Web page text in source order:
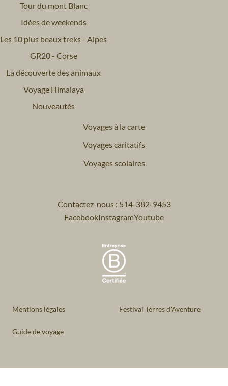
Tour du mont Blanc
Idées de weekends
Les 10 plus beaux treks - Alpes
GR20 - Corse
La découverte des animaux
Voyage Himalaya
Nouveautés
Voyages à la carte
Voyages caritatifs
Voyages scolaires
Contactez-nous : 514-382-9453
FacebookInstagramYoutube
Mentions légales Festival Terres d'Aventure
Guide de voyage